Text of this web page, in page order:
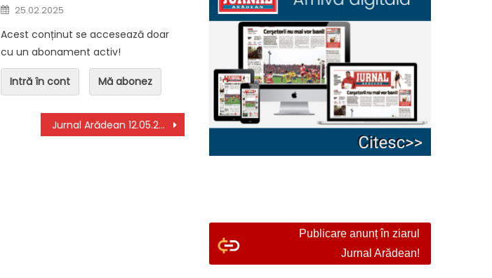
Posted on
25.02.2025
Acest conținut se accesează doar
cu un abonament activ!
Intră în cont Mă abonez
Jurnal Arădean 12.05.2025
Publicare anunț în ziarul
Jurnal Arădean!